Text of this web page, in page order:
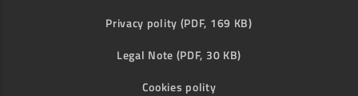
Privacy polity (PDF, 169 KB)
Legal Note (PDF, 30 KB)
Cookies polity